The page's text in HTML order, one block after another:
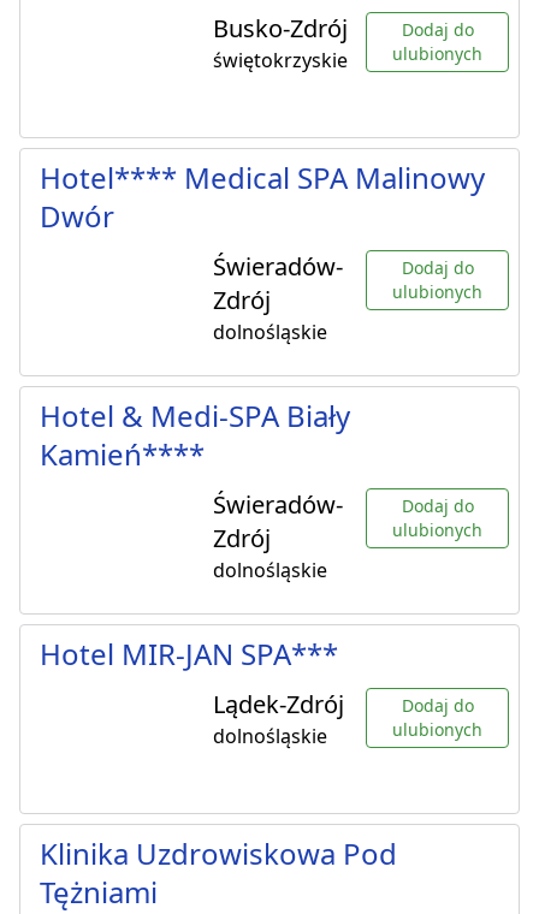
Busko-Zdrój
świętokrzyskie
Dodaj do
ulubionych
Hotel**** Medical SPA Malinowy
Dwór
Świeradów-
Zdrój
dolnośląskie
Dodaj do
ulubionych
Hotel & Medi-SPA Biały
Kamień****
Świeradów-
Zdrój
dolnośląskie
Dodaj do
ulubionych
Hotel MIR-JAN SPA***
Lądek-Zdrój
dolnośląskie
Dodaj do
ulubionych
Klinika Uzdrowiskowa Pod
Tężniami